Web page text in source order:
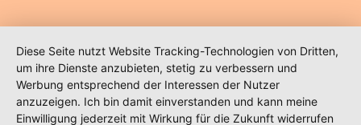
Diese Seite nutzt Website Tracking-Technologien von Dritten,
um ihre Dienste anzubieten, stetig zu verbessern und
Werbung entsprechend der Interessen der Nutzer
anzuzeigen. Ich bin damit einverstanden und kann meine
Einwilligung jederzeit mit Wirkung für die Zukunft widerrufen